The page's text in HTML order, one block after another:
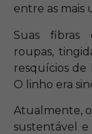
entre as mais
Suas fibras
roupas,
resquícios
O linho era
Atualmente,
sustentável